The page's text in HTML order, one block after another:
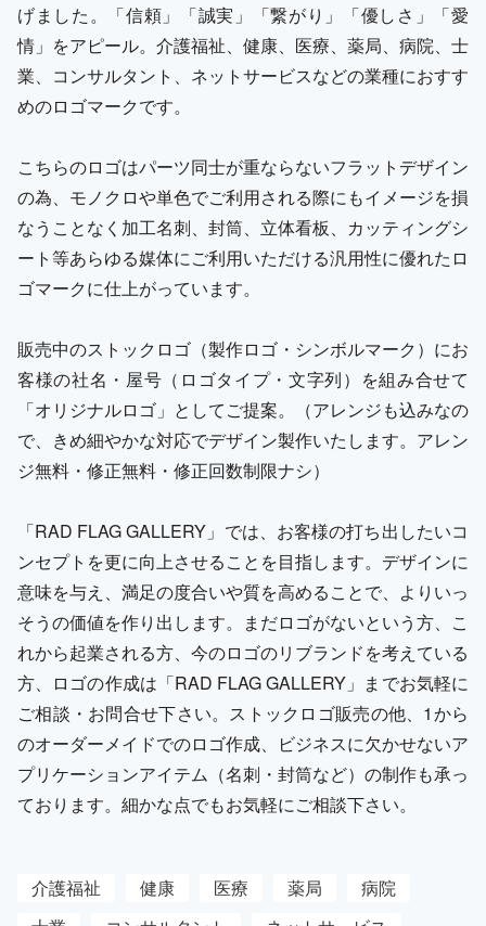
げました。「信頼」「誠実」「繋がり」「優しさ」「愛
情」をアピール。介護福祉、健康、医療、薬局、病院、士
業、コンサルタント、ネットサービスなどの業種におすす
めのロゴマークです。
こちらのロゴはパーツ同士が重ならないフラットデザイン
の為、モノクロや単色でご利用される際にもイメージを損
なうことなく加工名刺、封筒、立体看板、カッティングシ
ート等あらゆる媒体にご利用いただける汎用性に優れたロ
ゴマークに仕上がっています。
販売中のストックロゴ（製作ロゴ・シンボルマーク）にお
客様の社名・屋号（ロゴタイプ・文字列）を組み合せて
「オリジナルロゴ」としてご提案。（アレンジも込みなの
で、きめ細やかな対応でデザイン製作いたします。アレン
ジ無料・修正無料・修正回数制限ナシ）
「RAD FLAG GALLERY」では、お客様の打ち出したいコ
ンセプトを更に向上させることを目指します。デザインに
意味を与え、満足の度合いや質を高めることで、よりいっ
そうの価値を作り出します。まだロゴがないという方、こ
れから起業される方、今のロゴのリブランドを考えている
方、ロゴの作成は「RAD FLAG GALLERY」までお気軽に
ご相談・お問合せ下さい。ストックロゴ販売の他、1から
のオーダーメイドでのロゴ作成、ビジネスに欠かせないア
プリケーションアイテム（名刺・封筒など）の制作も承っ
ております。細かな点でもお気軽にご相談下さい。
介護福祉 健康 医療 薬局
病院